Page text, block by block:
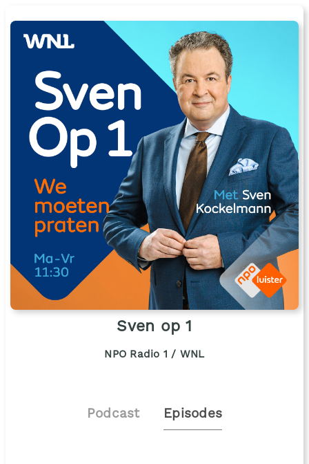
Sven op 1
NPO Radio 1 / WNL
Podcast Episodes